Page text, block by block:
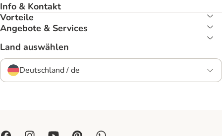
Info & Kontakt
Vorteile
Angebote & Services
Land auswählen
Deutschland / de